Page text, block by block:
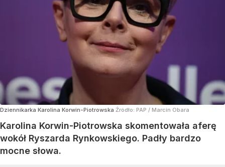
Dziennikarka Karolina Korwin-Piotrowska Źródło: PAP / Marcin Obara
Karolina Korwin-Piotrowska skomentowała aferę
wokół Ryszarda Rynkowskiego. Padły bardzo
mocne słowa.